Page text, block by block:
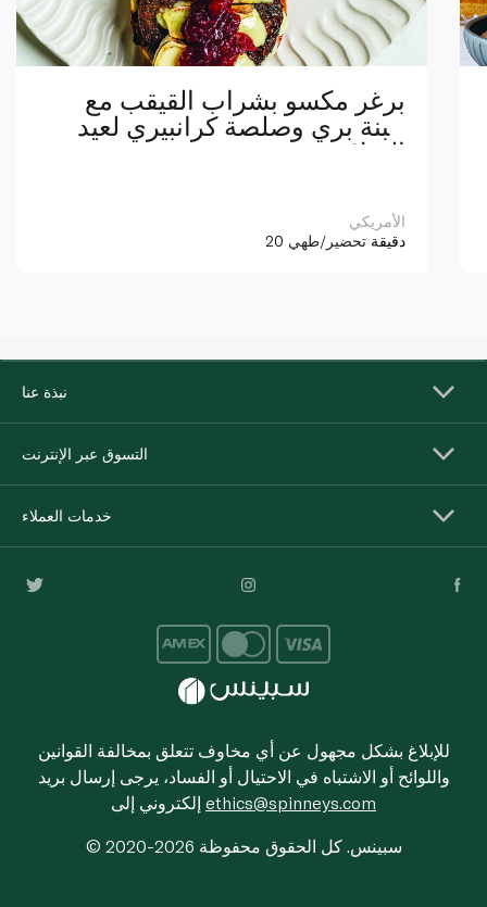
برغر مكسو بشراب القيقب مع
جبنة بري وصلصة كرانبيري لعيد
الميلاد
الأمريكي
20 دقيقة تحضير/طهي
نبذة عنا
التسوق عبر الإنترنت
خدمات العملاء
للإبلاغ بشكل مجهول عن أي مخاوف تتعلق بمخالفة القوانين
واللوائح أو الاشتباه في الاحتيال أو الفساد، يرجى إرسال بريد
ethics@spinneys.com
© 2020-2026 سبينس. كل الحقوق محفوظة